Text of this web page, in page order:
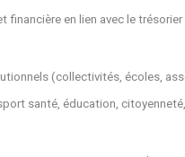
financière en lien avec le
(collectivités, écoles,
santé, éducation,